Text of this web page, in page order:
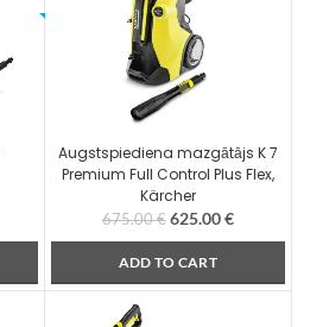
Augstspiediena mazgātājs K 7
Premium Full Control Plus Flex,
Kärcher
675.00€ 625.00€
ADD TO CART